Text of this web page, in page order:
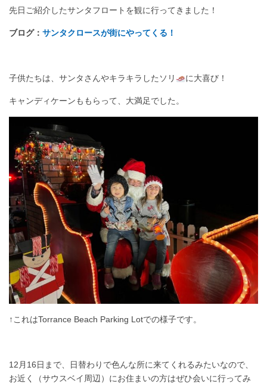
先日ご紹介したサンタフロートを観に行ってきました！
ブログ： サンタクロースが街にやってくる！
子供たちは、サンタさんやキラキラしたソリ に大喜び！
キャンディケーンももらって、大満足でした。
↑これはTorrance Beach Parking Lotでの様子です。
12月16日まで、日替わりで色んな所に来てくれるみたいなので、
お近く（サウスベイ周辺）にお住まいの方はぜひ会いに行ってみ